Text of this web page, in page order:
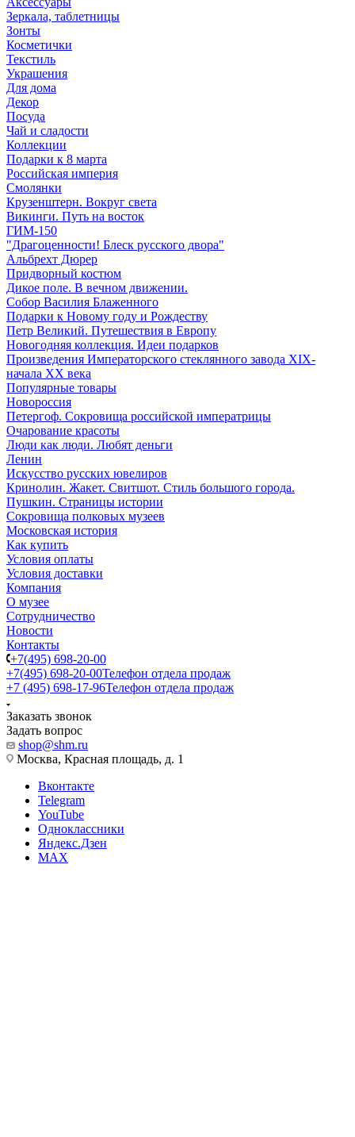
Зеркала, таблетницы
Зонты
Косметички
Текстиль
Украшения
Для дома
Декор
Посуда
Чай и сладости
Коллекции
Подарки к 8 марта
Российская империя
Смолянки
Крузенштерн. Вокруг света
Викинги. Путь на восток
ГИМ-150
"Драгоценности! Блеск русского двора"
Альбрехт Дюрер
Придворный костюм
Дикое поле. В вечном движении.
Собор Василия Блаженного
Подарки к Новому году и Рождеству
Петр Великий. Путешествия в Европу
Новогодняя коллекция. Идеи подарков
Произведения Императорского стеклянного завода XIX-
начала XX века
Популярные товары
Новороссия
Петергоф. Сокровища российской императрицы
Очарование красоты
Люди как люди. Любят деньги
Ленин
Искусство русских ювелиров
Кринолин. Жакет. Свитшот. Стиль большого города.
Пушкин. Страницы истории
Сокровища полковых музеев
Московская история
Как купить
Условия оплаты
Условия доставки
Компания
О музее
Сотрудничество
Новости
Контакты
+7(495) 698-20-00
+7(495) 698-20-00Телефон отдела продаж
+7 (495) 698-17-96Телефон отдела продаж
Заказать звонок
Задать вопрос
shop@shm.ru
Москва, Красная площадь, д. 1
Вконтакте
Telegram
YouTube
Одноклассники
Яндекс.Дзен
MAX